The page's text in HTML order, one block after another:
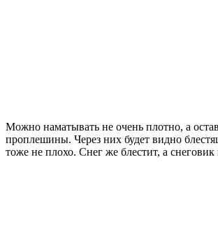
Можно наматывать не очень плотно, а
проплешины. Через них будет видно
тоже не плохо. Снег же блестит, а снеговик